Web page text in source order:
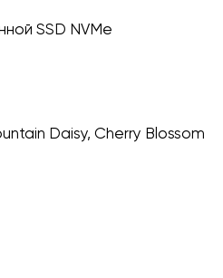
SSD NVMe
Daisy, Cherry Blossom